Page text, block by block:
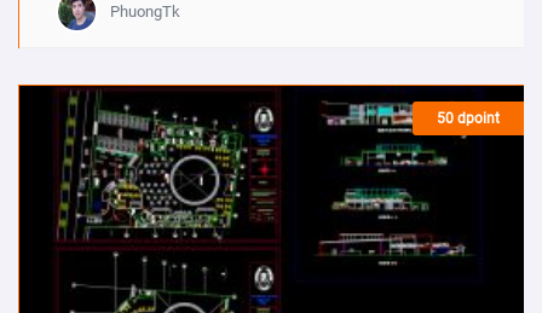
PhuongTk
50 dpoint